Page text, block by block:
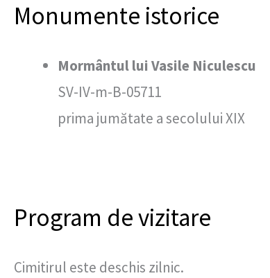
Monumente istorice
Mormântul lui Vasile Niculescu
SV-IV-m-B-05711
prima jumătate a secolului XIX
Program de vizitare
Cimitirul este deschis zilnic.